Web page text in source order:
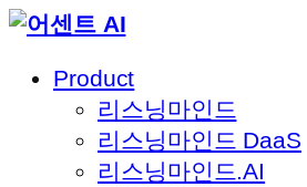
Skip
contentProduct
리스닝마인드
리스닝마인드 DaaS
리스닝마인드.AI